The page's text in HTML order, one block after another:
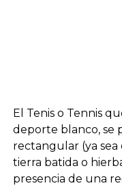
El Tenis o Tennis
deporte blanco, se
rectangular (ya
tierra batida o
presencia de una